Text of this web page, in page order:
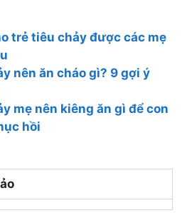
trẻ tiêu chảy được các mẹ
nên ăn cháo gì? 9 gợi ý
mẹ nên kiêng ăn gì để con
hồi